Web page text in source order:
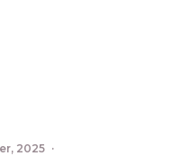
2025 ·